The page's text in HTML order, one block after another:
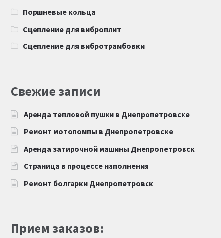
Поршневые кольца
Сцепление для виброплит
Сцепление для вибротрамбовки
Свежие записи
Аренда тепловой пушки в Днепропетровске
Ремонт мотопомпы в Днепропетровске
Аренда затирочной машины Днепропетровск
Страница в процессе наполнения
Ремонт болгарки Днепропетровск
Прием заказов: